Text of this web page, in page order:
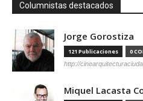
Columnistas destacados
Jorge Gorostiza
121 Publicaciones 0
http://
Miquel Lacasta